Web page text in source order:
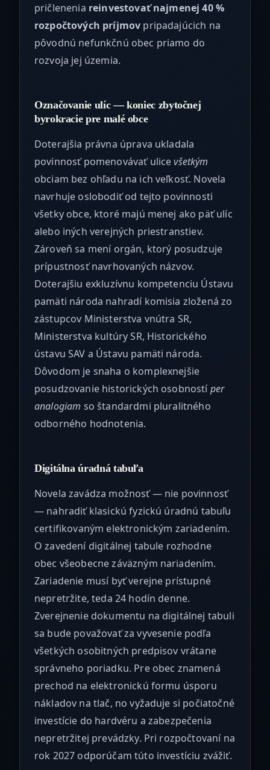
pričlenenia reinvestovať najmenej 40 %
rozpočtových príjmov pripadajúcich na
pôvodnú nefunkčnú obec priamo do
rozvoja jej územia.
Označovanie ulíc — koniec zbytočnej
byrokracie pre malé obce
Doterajšia právna úprava ukladala
povinnosť pomenovávať ulicevšetkým
obciam bez ohľadu na ich veľkosť. Novela
navrhuje oslobodiť od tejto povinnosti
všetky obce, ktoré majú menej ako päť ulíc
alebo iných verejných priestranstiev.
Zároveň sa mení orgán, ktorý posudzuje
prípustnosť navrhovaných názvov.
Doterajšiu exkluzívnu kompetenciu Ústavu
pamäti národa nahradí komisia zložená zo
zástupcov Ministerstva vnútra SR,
Ministerstva kultúry SR, Historického
ústavu SAV a Ústavu pamäti národa.
Dôvodom je snaha o komplexnejšie
posudzovanie historických osobností per
analogiam so štandardmi pluralitného
odborného hodnotenia.
Digitálna úradná tabuľa
Novela zavádza možnosť — nie povinnosť
— nahradiť klasickú fyzickú úradnú tabuľu
certifikovaným elektronickým zariadením.
O zavedení digitálnej tabule rozhodne
obec všeobecne záväzným nariadením.
Zariadenie musí byť verejne prístupné
nepretržite, teda 24 hodín denne.
Zverejnenie dokumentu na digitálnej tabuli
sa bude považovať za vyvesenie podľa
všetkých osobitných predpisov vrátane
správneho poriadku. Pre obec znamená
prechod na elektronickú formu úsporu
nákladov na tlač, no vyžaduje si počiatočné
investície do hardvéru a zabezpečenia
nepretržitej prevádzky. Pri rozpočtovaní na
rok 2027 odporúčam túto investíciu zvážiť.